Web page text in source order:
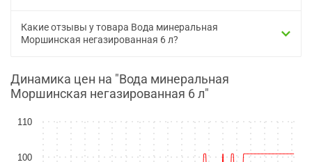
Какие отзывы у товара Вода минеральная
Моршинская негазированная 6 л?
Динамика цен на "Вода минеральная
Моршинская негазированная 6 л"
100
110